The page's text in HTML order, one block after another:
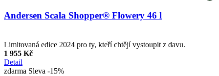
Andersen Scala Shopper® Flowery 46 l
Limitovaná edice 2024 pro ty, kteří chtějí vystoupit z davu.
1 955 Kč
Detail
zdarma Sleva -15%